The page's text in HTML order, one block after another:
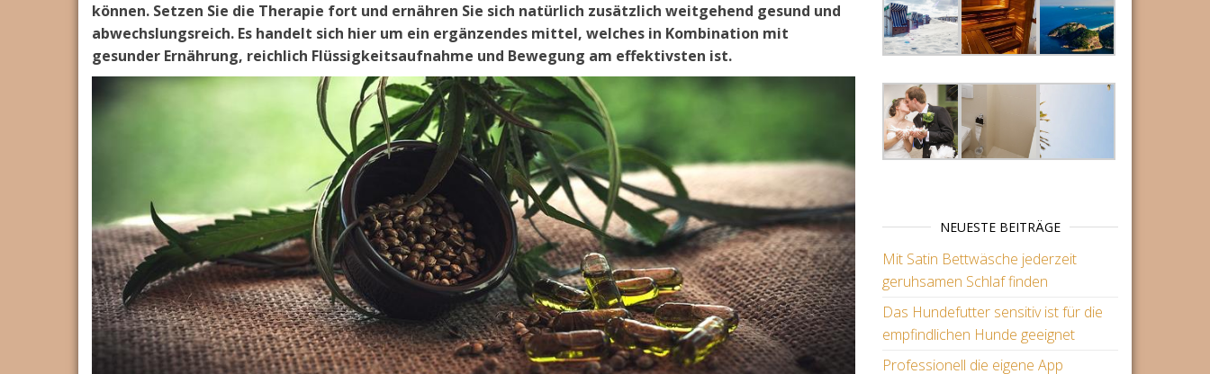
können. Setzen Sie die Therapie fort und ernähren Sie sich natürlich zusätzlich weitgehend gesund und
abwechslungsreich. Es handelt sich hier um ein ergänzendes mittel, welches in Kombination mit
gesunder Ernährung, reichlich Flüssigkeitsaufnahme und Bewegung am effektivsten ist.
NEUESTE BEITRÄGE
Mit Satin Bettwäsche jederzeit
geruhsamen Schlaf finden
Das Hundefutter sensitiv ist für die
empfindlichen Hunde geeignet
Professionell die eigene App